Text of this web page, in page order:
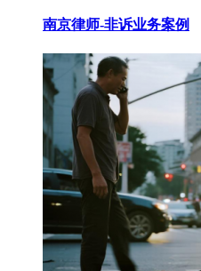
南京律师-非诉业务案例